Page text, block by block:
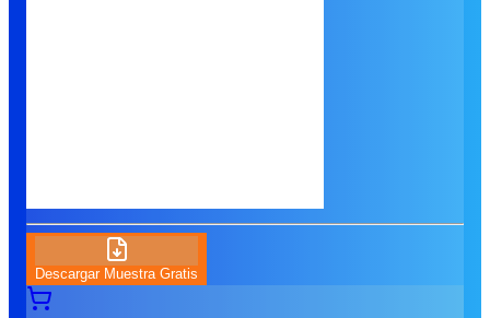
Descargar Muestra Gratis